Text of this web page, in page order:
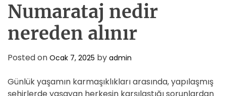
E
Numarataj nedir
nereden alınır
Posted on Ocak 7, 2025 by admin
Günlük yaşamın karmaşıklıkları arasında, yapılaşmış